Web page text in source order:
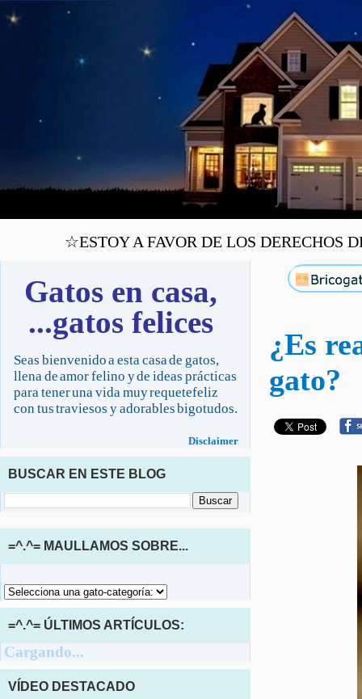
☆ESTOY A FAVOR DE LOS DERECHOS
¿Es
gato?
Gatos en casa,
...gatos felices
Seas bienvenido a esta casa de gatos,
llena de amor felino y de ideas prácticas
para tener una vida muy requetefeliz
con tus traviesos y adorables bigotudos.
Disclaimer
BUSCAR EN ESTE BLOG
=^.^= MAULLAMOS SOBRE...
=^.^= ÚLTIMOS ARTÍCULOS:
Cargando...
VÍDEO DESTACADO